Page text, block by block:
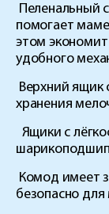
Пеленальный
помогает
этом
удобного
Верхний ящик
хранения
Ящики с
Комод имеет
безопасно